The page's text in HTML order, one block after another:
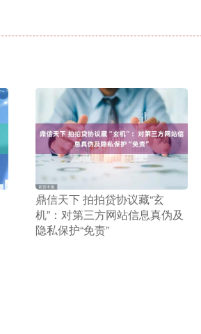
​鼎信天下 拍拍贷协议藏“玄
机”：对第三方网站信息真伪及
隐私保护“免责”